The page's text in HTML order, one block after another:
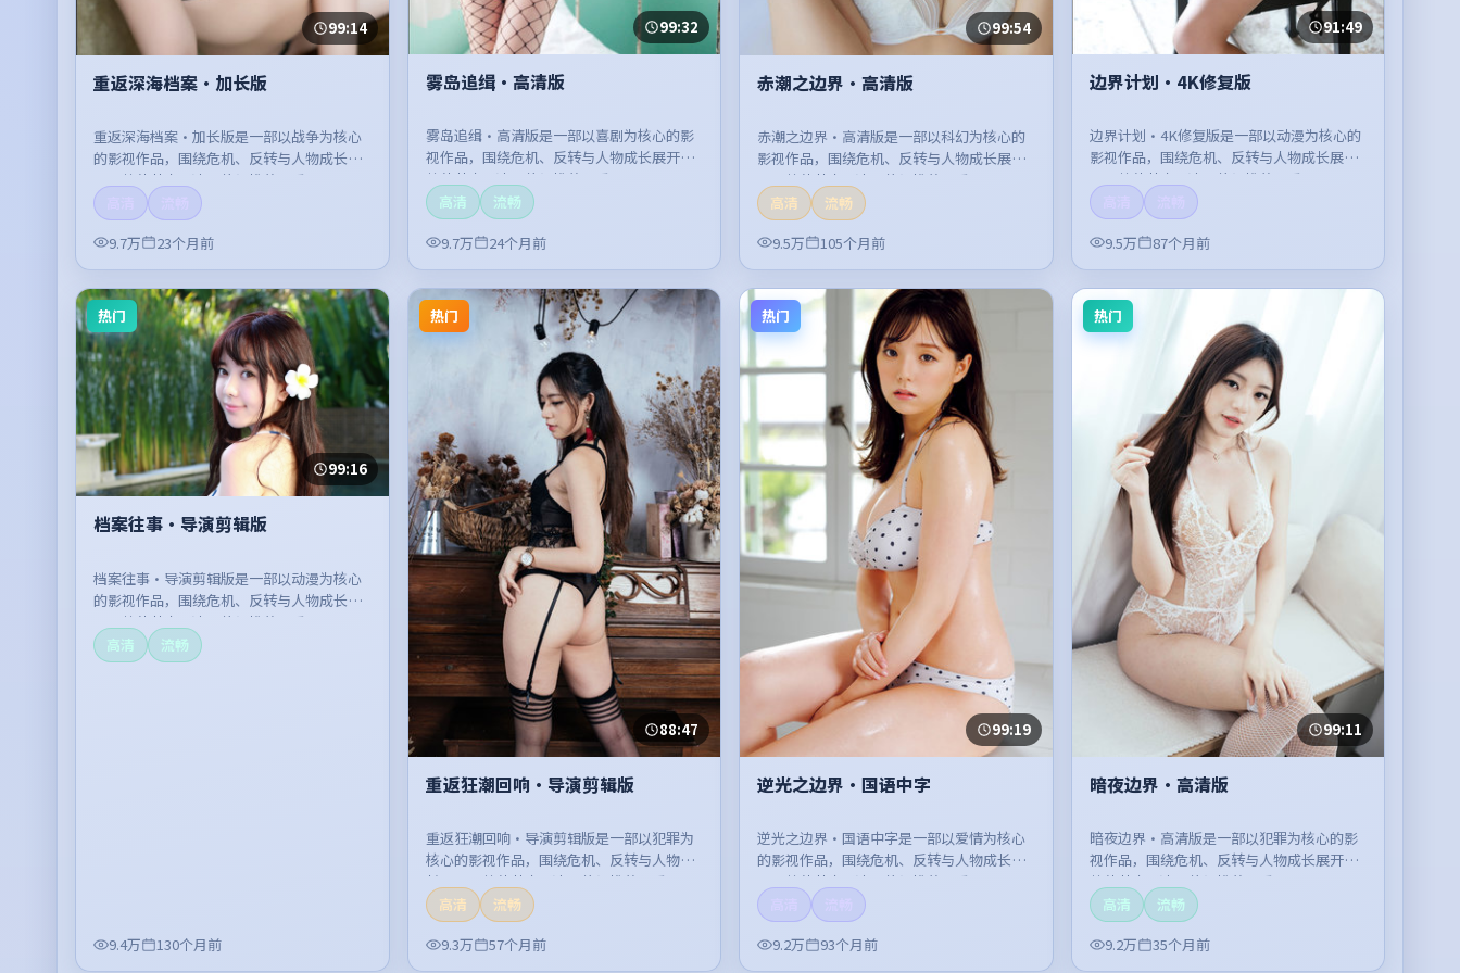
99:14
重返深海档案·加长版
重返深海档案·加长版是一部以战争为核心
的影视作品，围绕危机、反转与人物成长展
开，整体节奏紧凑，值得推荐观看。
9.7万
23个月前
99:32
雾岛追缉·高清版
雾岛追缉·高清版是一部以喜剧为核心的影
视作品，围绕危机、反转与人物成长展开，
整体节奏紧凑，值得推荐观看。
高清
流畅
9.7万
24个月前
99:54
赤潮之边界·高清版
赤潮之边界·高清版是一部以科幻为核心的
影视作品，围绕危机、反转与人物成长展
开，整体节奏紧凑，值得推荐观看。
高清
流畅
9.5万
105个月前
91:49
边界计划·4K修复版
边界计划·4K修复版是一部以动漫为核心的
影视作品，围绕危机、反转与人物成长展
开，整体节奏紧凑，值得推荐观看。
9.5万
87个月前
热门
99:16
档案往事·导演剪辑版
档案往事·导演剪辑版是一部以动漫为核心
的影视作品，围绕危机、反转与人物成长展
开，整体节奏紧凑，值得推荐观看。
高清
流畅
9.4万 130个月前
热门
88:47
重返狂潮回响·导演剪辑版
重返狂潮回响·导演剪辑版是一部以犯罪为
核心的影视作品，围绕危机、反转与人物成
长展开，整体节奏紧凑，值得推荐观看。
高清
流畅
9.3万
57个月前
热门
99:19
逆光之边界·国语中字
逆光之边界·国语中字是一部以爱情为核心
的影视作品，围绕危机、反转与人物成长展
开，整体节奏紧凑，值得推荐观看。
9.2万
93个月前
热门
99:11
暗夜边界·高清版
暗夜边界·高清版是一部以犯罪为核心的影
视作品，围绕危机、反转与人物成长展开，
整体节奏紧凑，值得推荐观看。
高清
流畅
9.2万
35个月前